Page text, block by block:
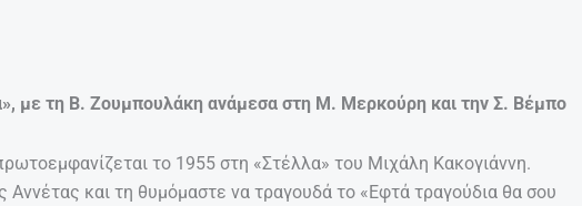
με τη Β. Ζουμπουλάκη ανάμεσα στη Μ. Μερκούρη και την Σ. Βέμπο
το 1955 στη «Στέλλα» του Μιχάλη Κακογιάννη.
Αννέτας και τη θυμόμαστε να τραγουδά το «Εφτά τραγούδια θα σου